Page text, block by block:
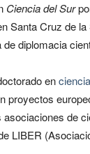
Ciencia del Sur
Santa Cruz de
de diplomacia
en
proyectos
de
LIBER